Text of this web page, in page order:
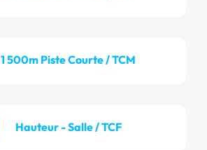
1 500m Piste Courte / TCM
Hauteur - Salle / TCF